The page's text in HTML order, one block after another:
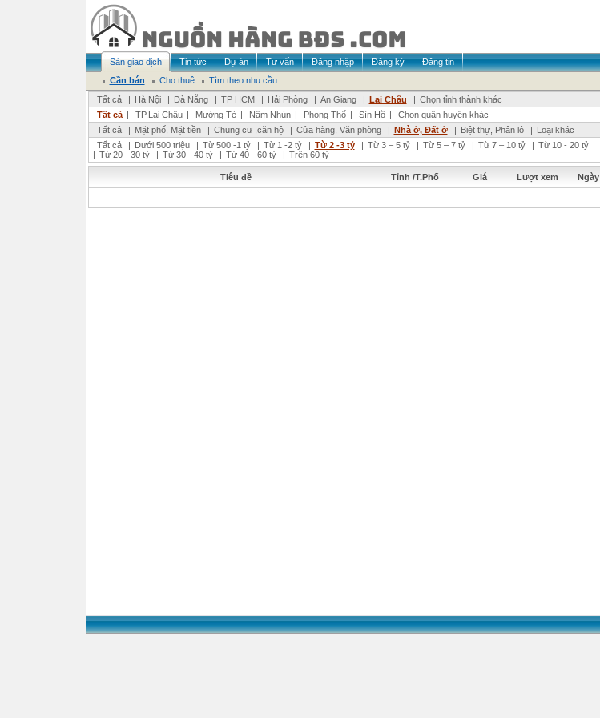
Sàn giao dịch Tin tức Dự án Tư vấn Đăng nhập Đăng ký
Đăng tin
Cần bán
Cho thuê
Tìm theo nhu cầu
Tất cả
| Hà Nội | Đà Nẵng | TP HCM | Hải Phòng | An Giang | Lai Châu | Chọn tỉnh thành khác
Tất cả | TP.Lai Châu | Mường Tè | Nậm Nhùn | Phong Thổ | Sìn Hồ |
Chọn quận huyện khác
Tất cả
| Mặt phố, Mặt tiền | Chung cư ,căn hộ | Cửa hàng, Văn phòng | Nhà ở, Đất ở | Biệt thự, Phân lô | Loại khác
Tất cả
| Dưới 500 triệu | Từ 500 -1 tỷ | Từ 1 -2 tỷ | Từ 2 -3 tỷ | Từ 3 – 5 tỷ | Từ 5 – 7 tỷ | Từ 7 – 10 tỷ | Từ 10 - 20 tỷ
| Từ 20 - 30 tỷ | Từ 30 - 40 tỷ | Từ 40 - 60 tỷ | Trên 60 tỷ
Tiêu đề Tỉnh /T.Phố Giá Lượt xem Ngày